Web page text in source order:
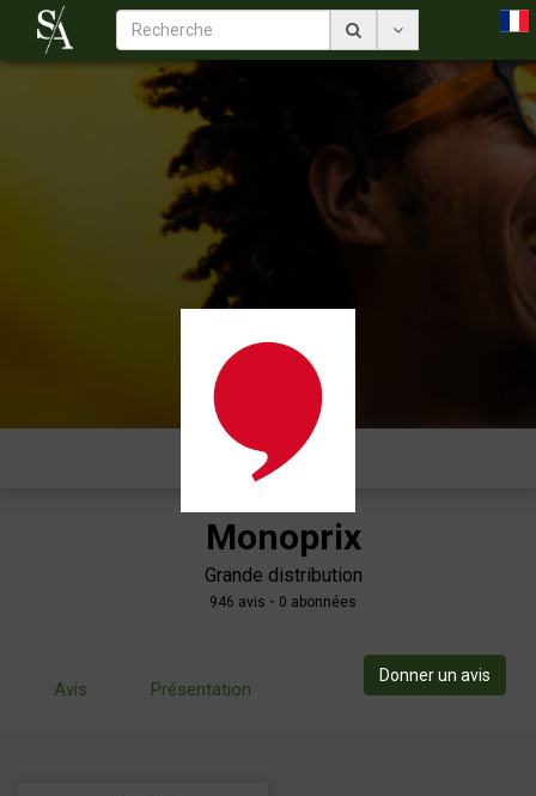
Monoprix
Grande distribution
946 avis - 0 abonnées
Donner un avis
Avis Présentation